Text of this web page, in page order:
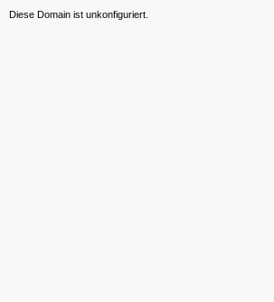
Diese Domain ist unkonfiguriert.